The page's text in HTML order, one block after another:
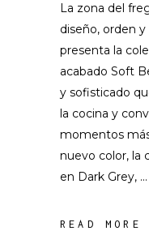
La zona del
diseño, orden
presenta la
acabado Soft
y sofisticado
la cocina y
momentos
nuevo color, la
en Dark Grey,
READ MORE